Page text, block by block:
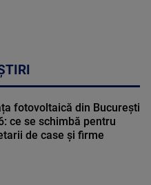
fotovoltaică din București
ce se schimbă pentru
de case și firme